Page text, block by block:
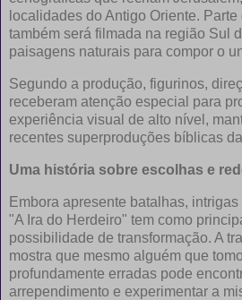
localidades do Antigo Oriente.
também será filmada na região Sul
paisagens naturais para compor o
Segundo a produção, figurinos,
receberam atenção especial para
experiência visual de alto nível,
recentes superproduções bíblicas
Uma história sobre escolhas e
Embora apresente batalhas,
"A Ira do Herdeiro" tem como
possibilidade de transformação. A
mostra que mesmo alguém que
profundamente erradas pode
arrependimento e experimentar a